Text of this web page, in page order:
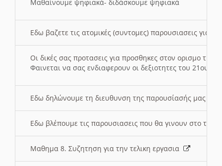
Μαθαίνουμε ψηφιακά- διδάσκουμε ψηφιακά
Εδω βαζετε τις ατομικές (συντομες) παρουσιασεις για
Οι δικές σας προτασεις για προσθηκες στον ορισμο
Φαινεται να σας ενδιαφερουν οι δεξιοτητες του 21ου
Εδω δηλώνουμε τη διευθυνση της παρουσίασής μας
Εδω βλέπουμε τις παρουσιασεις που θα γινουν στο
Μαθημα 8. Συζητηση για την τελικη εργασια